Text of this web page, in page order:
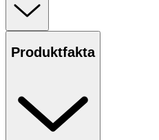
Produktfakta